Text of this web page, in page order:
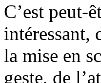
C’est peut-
intéressant,
la mise en
geste, de